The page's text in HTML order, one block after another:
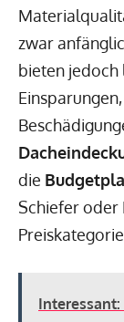
zwar
bieten jedoch
die
Schiefer oder
Interessant: